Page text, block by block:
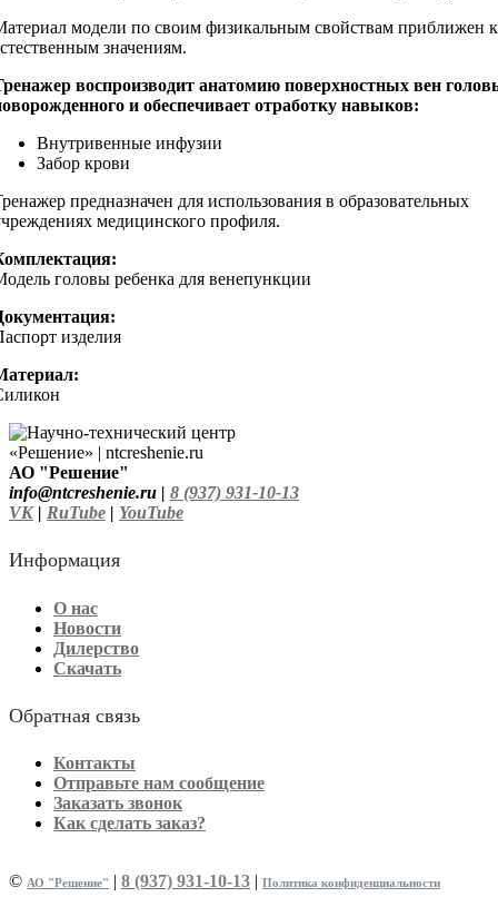
модели по своим физикальным свойствам приближен к
значениям.
воспроизводит анатомию поверхностных вен
и обеспечивает отработку навыков:
Внутривенные инфузии
Забор крови
предназначен для использования в образовательных
медицинского профиля.
головы ребенка для венепункции
изделия
АО "Решение"
info@ntcreshenie.ru | 8 (937) 931-10-13
VK| RuTube | YouTube
Информация
О нас
Новости
Дилерство
Скачать
Обратная связь
Контакты
Отправьте нам сообщение
Заказать звонок
Как сделать заказ?
© АО "Решение" | 8 (937) 931-10-13 | Политика конфиденциальности